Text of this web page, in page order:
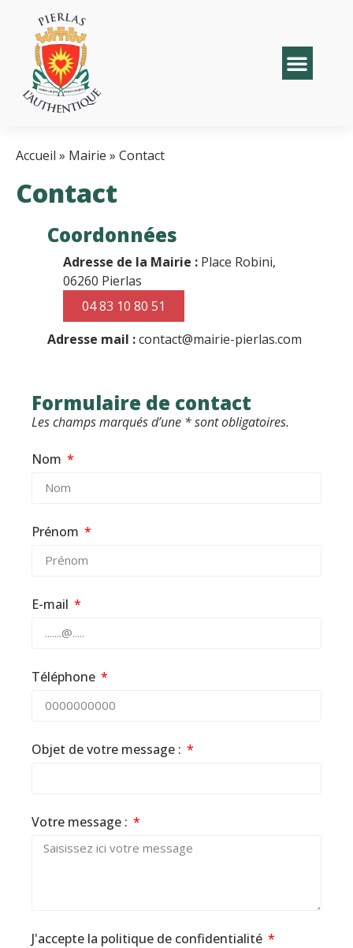
Accueil » Mairie » Contact
Contact
Coordonnées
Adresse de la Mairie : Place Robini,
06260 Pierlas
04 83 10 80 51
Adresse mail :contact@mairie-pierlas.com
Formulaire de contact
Les champs marqués d’une * sont obligatoires.
Nom
Prénom
E-mail
Téléphone
Objet de votre message :
Votre message :
J'accepte la politique de confidentialité